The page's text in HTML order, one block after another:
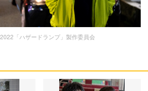
2022「ハザードランプ」製作委員会